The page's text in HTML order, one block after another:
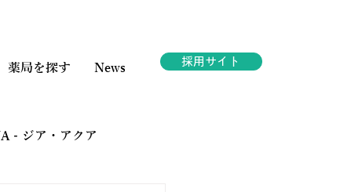
薬局を探す News 採用サイト
- ジア・アクア